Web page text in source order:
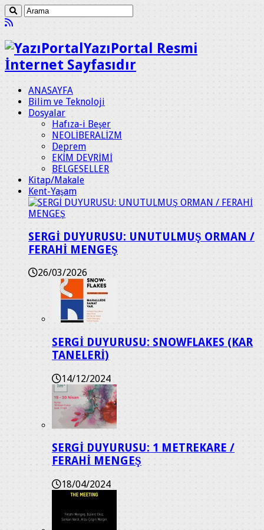
YazıPortal Resmi
İnternet Sayfasıdır
ANASAYFA
Bilim ve Teknoloji
Dosyalar
Hafıza-i Beşer
NEOLİBERALİZM
Deprem
EKİM DEVRİMİ
BELGESELLER
Kitap/Makale
Kent-Yaşam
SERGİ DUYURUSU: UNUTULMUŞ ORMAN /
FERAHİ MENGEŞ
26/03/2026
SERGİ DUYURUSU: SNOWFLAKES (KAR
TANELERİ)
14/12/2024
SERGİ DUYURUSU: 1 METREKARE /
FERAHİ MENGEŞ
18/04/2024